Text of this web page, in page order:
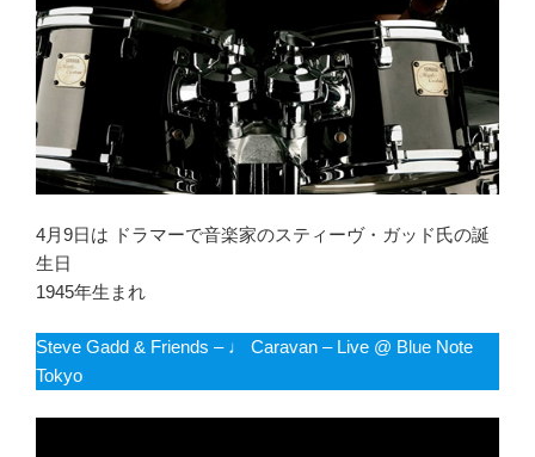
4月9日は ドラマーで音楽家のスティーヴ・ガッド氏の誕
生日
1945年生まれ
Steve Gadd & Friends – ♩ Caravan – Live @ Blue Note
Tokyo